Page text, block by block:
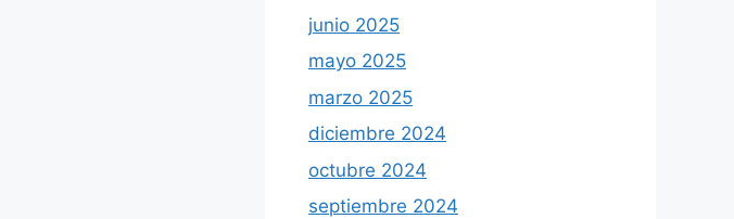
junio 2025
mayo 2025
marzo 2025
diciembre 2024
octubre 2024
septiembre 2024